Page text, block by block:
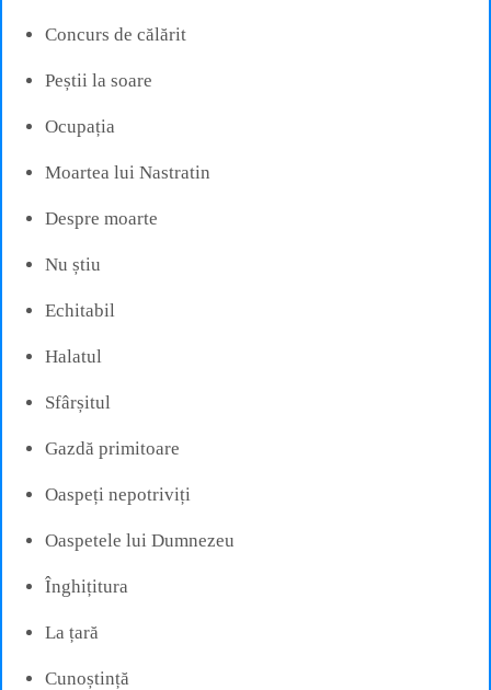
Concurs de călărit
Peștii la soare
Ocupația
Moartea lui Nastratin
Despre moarte
Nu știu
Echitabil
Halatul
Sfârșitul
Gazdă primitoare
Oaspeți nepotriviți
Oaspetele lui Dumnezeu
Înghițitura
La țară
Cunoștință